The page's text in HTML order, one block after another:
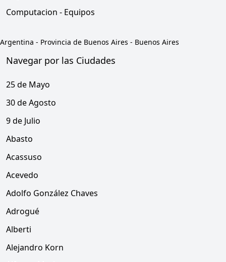
Computacion - Equipos
Argentina - Provincia de Buenos Aires - Buenos Aires
Navegar por las Ciudades
25 de Mayo
30 de Agosto
9 de Julio
Abasto
Acassuso
Acevedo
Adolfo González Chaves
Adrogué
Alberti
Alejandro Korn